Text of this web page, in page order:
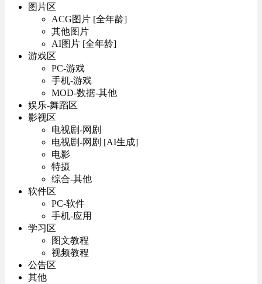
图片区
ACG图片 [全年龄]
其他图片
AI图片 [全年龄]
游戏区
PC-游戏
手机-游戏
MOD-数据-其他
娱乐-舞蹈区
影视区
电视剧-网剧
电视剧-网剧 [AI生成]
电影
特摄
综合-其他
软件区
PC-软件
手机-应用
学习区
图文教程
视频教程
公告区
其他